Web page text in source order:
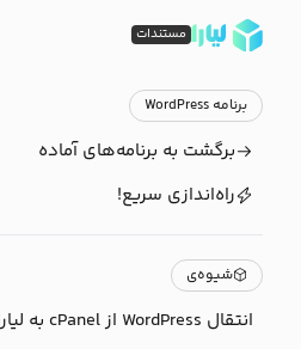
مستندات
برنامه WordPress
برگشت به برنامه‌های آماده
راه‌اندازی سریع!
شیوه‌ی
انتقال WordPress از cPanel به لیارا